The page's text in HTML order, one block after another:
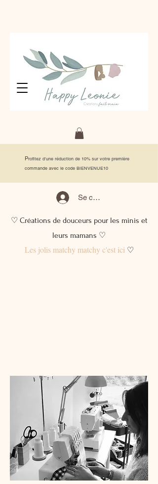
Profitez d'une réduction de 10% sur votre première
commande avec le code BIENVENUE10
Se connecter
♡ Créations de douceurs pour les minis et
leurs mamans ♡
Les jolis matchy matchy c'est ici♡